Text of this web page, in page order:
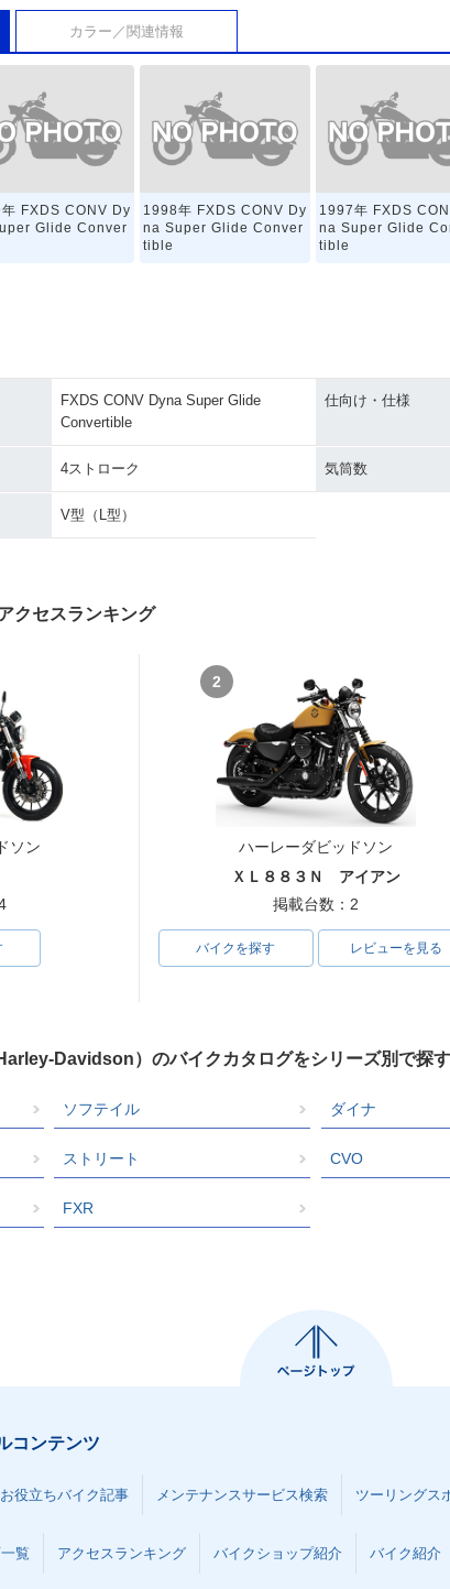
カラー／関連情報
FXDS CONV Dy
Glide Conver
1998年 FXDS CONV Dy
na Super Glide Conver
tible
1997年 FXDS
na Super Glide
tible
FXDS CONV Dyna Super Glide
Convertible
仕向け・仕様
4ストローク 気筒数
V型（L型）
クセスランキング
ソン
2
ハーレーダビッドソン
ＸＬ８８３Ｎ アイアン
掲載台数：2
バイクを探す レビューを見る
Davidson）のバイクカタログをシリーズ別で探す
ソフテイル ダイナ
ストリート CVO
FXR
コンテンツ
お役立ちバイク記事 メンテナンスサービス検索 ツーリングス
覧 アクセスランキング バイクショップ紹介 バイク紹介